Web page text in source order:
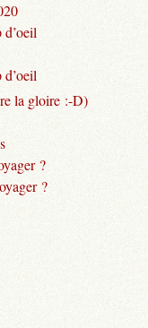
la gloire :-D)
?
?